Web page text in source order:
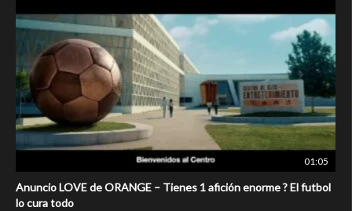
01:05
Anuncio LOVE de ORANGE – Tienes 1 afición enorme ? El futbol
lo cura todo